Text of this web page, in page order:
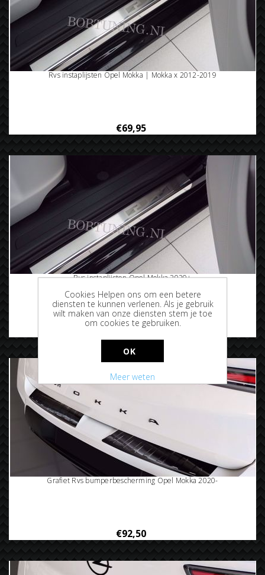
Rvs instaplijsten Opel Mokka | Mokka x 2012-2019
€69,95
Rvs instaplijsten Opel Mokka 2020+
€72,50
Grafiet Rvs bumperbescherming Opel Mokka 2020-
€92,50
Cookies Helpen ons om een betere
diensten te kunnen verlenen. Als je gebruik
wilt maken van onze diensten stem je toe
om cookies te gebruiken.
OK
Meer weten